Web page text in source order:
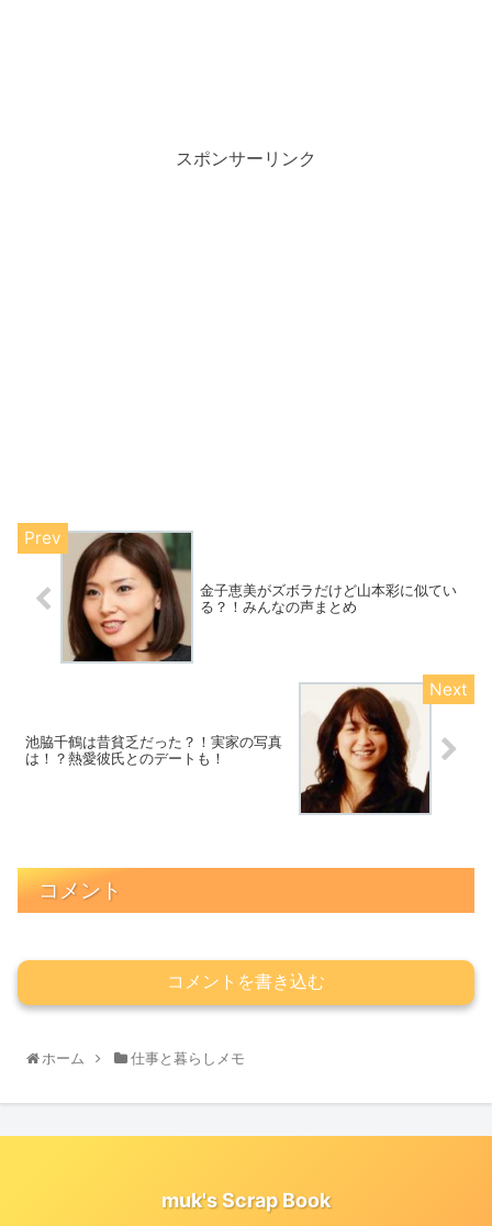
スポンサーリンク
金子恵美がズボラだけど山本彩に似てい
る？！みんなの声まとめ
池脇千鶴は昔貧乏だった？！実家の写真
は！？熱愛彼氏とのデートも！
コメント
コメントを書き込む
ホーム 仕事と暮らしメモ
muk's Scrap Book